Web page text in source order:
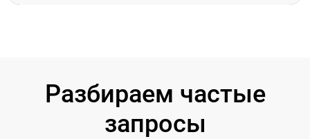
Разбираем частые
запросы